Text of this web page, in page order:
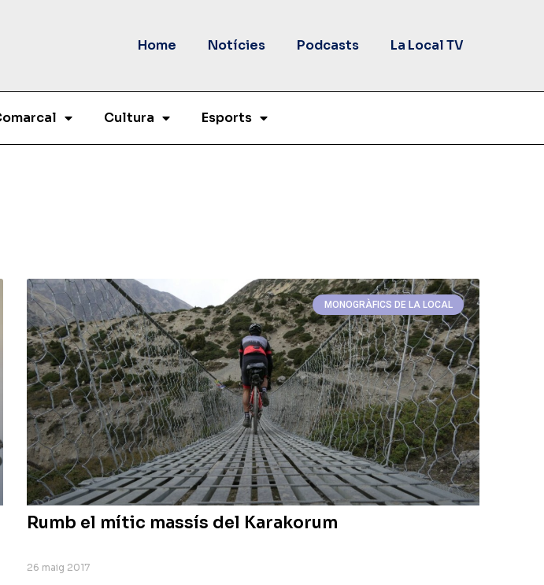
Home Notícies Podcasts La Local TV
Cultura Esports
MONOGRÀFICS DE LA LOCAL
Rumb el mític massís del Karakorum
26 maig 2017